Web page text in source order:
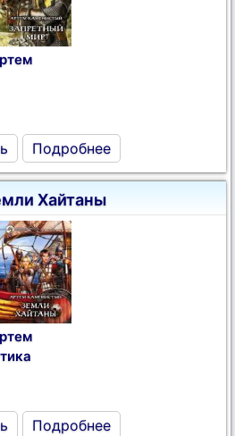
Подробнее
Хайтаны
Подробнее